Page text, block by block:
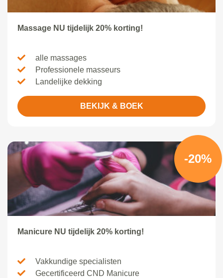
Massage NU tijdelijk 20% korting!
alle massages
Professionele masseurs
Landelijke dekking
BEKIJK & BOEK
-20%
Manicure NU tijdelijk 20% korting!
Vakkundige specialisten
Gecertificeerd CND Manicure